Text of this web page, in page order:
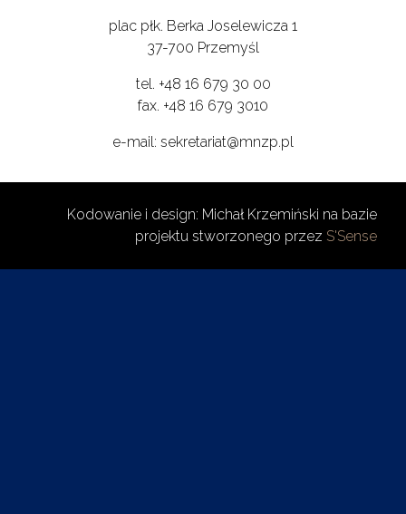
plac płk. Berka Joselewicza 1
37-700 Przemyśl
tel. +48 16 679 30 00
fax. +48 16 679 3010
e-mail: sekretariat@mnzp.pl
Kodowanie i design: Michał Krzemiński na bazie
projektu stworzonego przez S'Sense